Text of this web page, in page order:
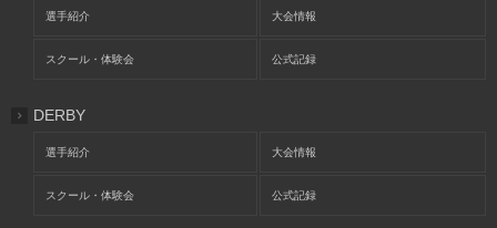
選手紹介 大会情報
スクール・体験会 公式記録
DERBY
選手紹介 大会情報
スクール・体験会 公式記録